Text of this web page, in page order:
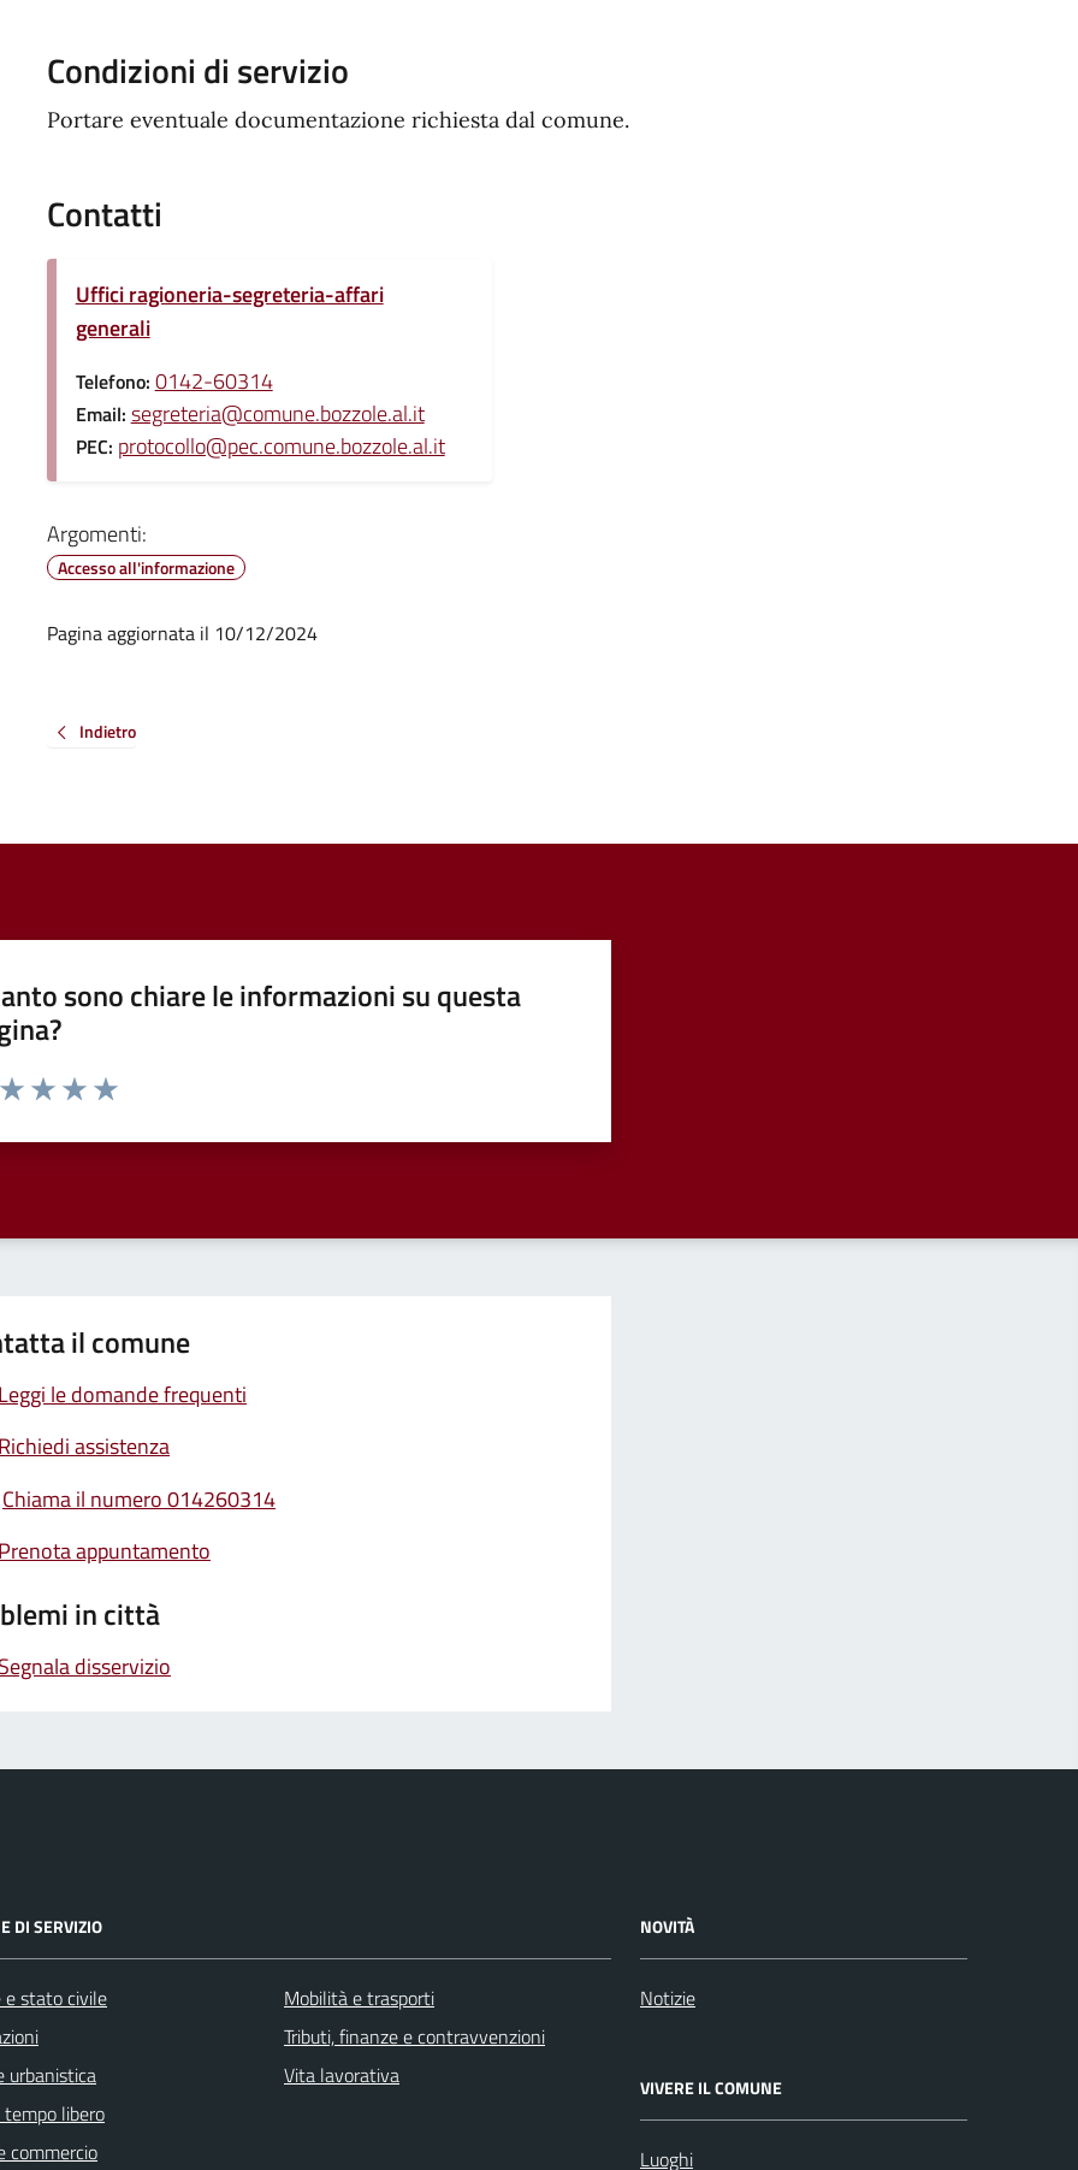
Condizioni di servizio
Portare eventuale documentazione richiesta dal comune.
Contatti
Uffici ragioneria-segreteria-affari
generali
Telefono: 0142-60314
Email: segreteria@comune.bozzole.al.it
PEC: protocollo@pec.comune.bozzole.al.it
Argomenti:
Accesso all'informazione
Pagina aggiornata il 10/12/2024
Indietro
sono chiare le informazioni su questa
da 1 a 5 stelle la pagina
il comune
Leggi le domande frequenti
Richiedi assistenza
Chiama il numero 014260314
Prenota appuntamento
in città
Segnala disservizio
DI SERVIZIO
e stato civile
urbanistica
libero
commercio
Mobilità e trasporti
Tributi, finanze e contravvenzioni
Vita lavorativa
NOVITÀ
Notizie
VIVERE IL COMUNE
Luoghi